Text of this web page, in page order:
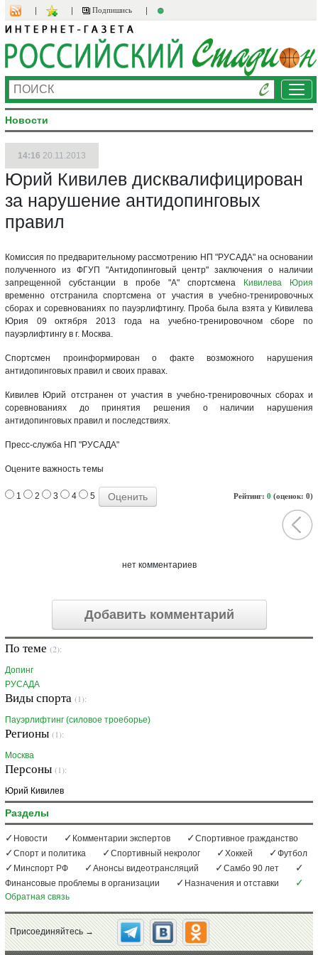
Подпишись
Новости
14:16 20.11.2013
Юрий Кивилев дисквалифицирован
за нарушение антидопинговых
правил
Комиссия по предварительному рассмотрению НП "РУСАДА" на основании
полученного из ФГУП "Антидопинговый центр" заключения о наличии
запрещенной субстанции в пробе "А" спортсмена
Кивилева Юрия
временно отстранила спортсмена от участия в учебно-тренировочных
сборах и соревнованиях по пауэрлифтингу. Проба была взята у Кивилева
Юрия 09 октября 2013 года на учебно-тренировочном сборе по
пауэрлифтингу в г. Москва.
Спортсмен проинформирован о факте возможного нарушения
антидопинговых правил и своих правах.
Кивилев Юрий отстранен от участия в учебно-тренировочных сборах и
соревнованиях до принятия решения о наличии нарушения
антидопинговых правил и последствиях.
Пресс-служба НП "РУСАДА"
Оцените важность темы
Рейтинг: 0 (оценок: 0)
1 2 3 4 5
нет комментариев
Добавить комментарий
По теме (2):
Допинг
РУСАДА
Виды спорта (1):
Пауэрлифтинг (силовое троеборье)
Регионы (1):
Москва
Персоны (1):
Юрий Кивилев
Разделы
Новости Комментарии экспертов
Спортивное гражданство
Спорт и политика
Спортивный некролог Хоккей
Футбол
Минспорт РФ
Анонсы видеотрансляций
Самбо 90 лет
Финансовые проблемы в организации
Назначения и отставки
Обратная связь
Присоединяйтесь →